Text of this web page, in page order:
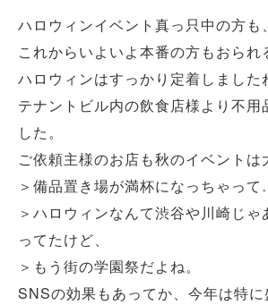
ハロウィンイベント真っ只中の方も、
これからいよいよ本番の方もおられ
ハロウィンはすっかり定着しました
テナントビル内の飲食店様より不用
した。
ご依頼主様のお店も秋のイベントは
＞備品置き場が満杯になっちゃっ
＞ハロウィンなんて渋谷や川崎じゃ
ってたけど、
＞もう街の学園祭だよね。
SNSの効果もあってか、今年は特